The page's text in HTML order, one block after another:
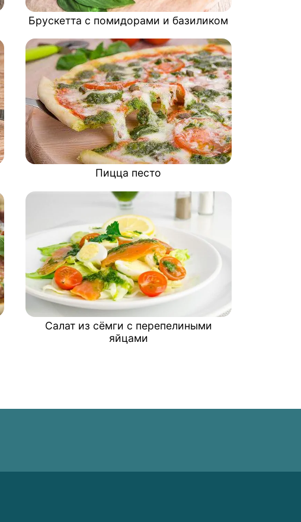
Брускетта с помидорами и базиликом
Пицца песто
Салат из сёмги с перепелиными
яйцами